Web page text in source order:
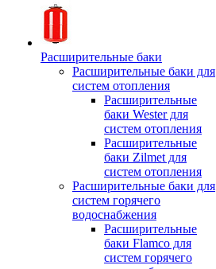
Расширительные баки
Расширительные баки для
систем отопления
Расширительные
баки Wester для
систем отопления
Расширительные
баки Zilmet для
систем отопления
Расширительные баки для
систем горячего
водоснабжения
Расширительные
баки Flamco для
систем горячего